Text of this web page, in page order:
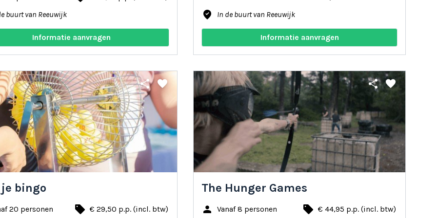
buurt van Reeuwijk
Informatie aanvragen
where_to_vote In de buurt van Reeuwijk
Informatie aanvragen
share favorite
bingo
20 personen local_offer € 29,50 p.p. (incl. btw)
share favorite
The Hunger Games
person
Vanaf 8 personen local_offer € 44,95 p.p. (incl. btw)